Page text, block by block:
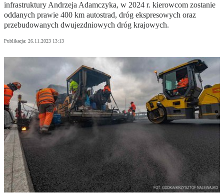
infrastruktury Andrzeja Adamczyka, w 2024 r. kierowcom zostanie
oddanych prawie 400 km autostrad, dróg ekspresowych oraz
przebudowanych dwujezdniowych dróg krajowych.
Publikacja: 26.11.2023 13:13